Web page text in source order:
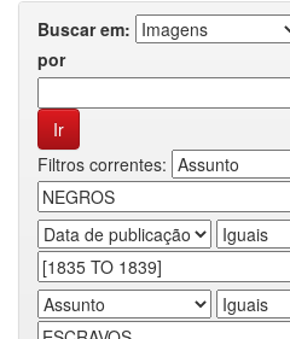
Buscar em:
por
Filtros correntes: